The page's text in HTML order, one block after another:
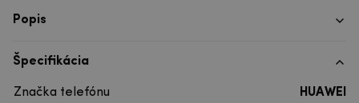
Popis
Špecifikácia
Značka telefónu
HUAWEI